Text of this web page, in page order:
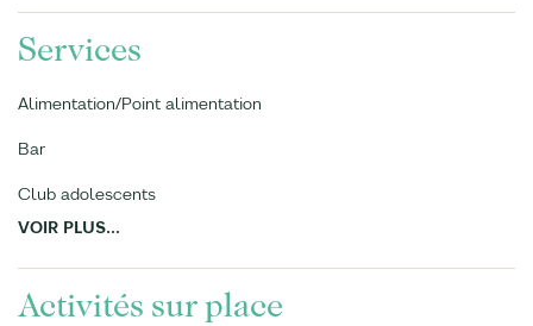
Services
Alimentation/Point alimentation
Bar
Club adolescents
VOIR PLUS...
Activités sur place